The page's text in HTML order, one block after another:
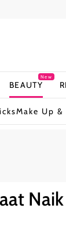
BEAUTY
New
Make Up &